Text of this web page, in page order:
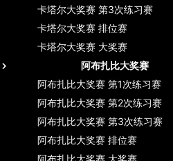
卡塔尔大奖赛 第3次练习赛
卡塔尔大奖赛 排位赛
卡塔尔大奖赛 大奖赛
阿布扎比大奖赛
阿布扎比大奖赛 第1次练习赛
阿布扎比大奖赛 第2次练习赛
阿布扎比大奖赛 第3次练习赛
阿布扎比大奖赛 排位赛
阿布扎比大奖赛 大奖赛